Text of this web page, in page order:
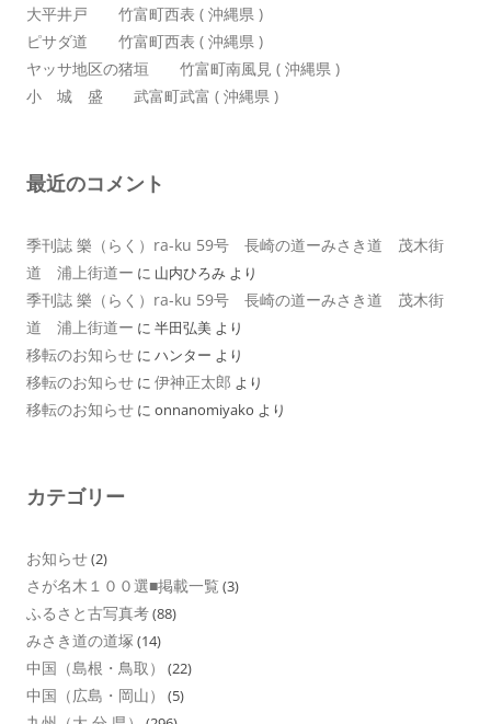
大平井戸 竹富町西表 ( 沖縄県 )
ピサダ道 竹富町西表 ( 沖縄県 )
ヤッサ地区の猪垣 竹富町南風見 ( 沖縄県 )
小 城 盛 武富町武富 ( 沖縄県 )
最近のコメント
季刊誌 樂（らく）ra-ku 59号 長崎の道ーみさき道 茂木街
道 浦上街道ー に 山内ひろみ より
季刊誌 樂（らく）ra-ku 59号 長崎の道ーみさき道 茂木街
道 浦上街道ー に 半田弘美 より
移転のお知らせ に ハンター より
移転のお知らせ に 伊神正太郎 より
移転のお知らせ に onnanomiyako より
カテゴリー
お知らせ(2)
さが名木１００選■掲載一覧 (3)
ふるさと古写真考(88)
みさき道の道塚 (14)
中国（島根・鳥取） (22)
中国（広島・岡山） (5)